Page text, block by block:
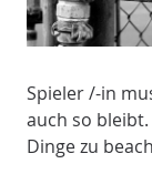
Spieler /-in
auch so
Dinge zu